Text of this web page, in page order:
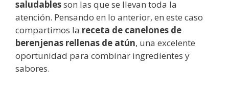
saludablesson las que se llevan toda la
atención. Pensando en lo anterior, en este caso
compartimos la receta de canelones de
berenjenas rellenas de atún, una excelente
oportunidad para combinar ingredientes y
sabores.